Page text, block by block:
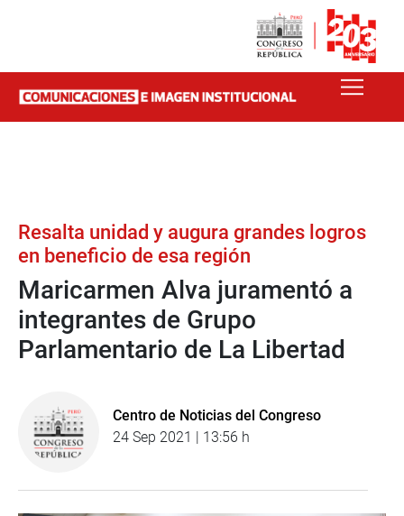
Resalta unidad y augura grandes logros
en beneficio de esa región
Maricarmen Alva juramentó a
integrantes de Grupo
Parlamentario de La Libertad
Centro de Noticias del Congreso
24 Sep 2021 | 13:56 h